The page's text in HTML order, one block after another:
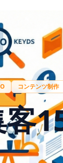
コンテンツ制作